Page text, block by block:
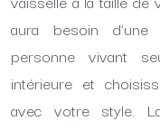
aura besoin d’une
personne vivant
intérieure et
avec votre style.